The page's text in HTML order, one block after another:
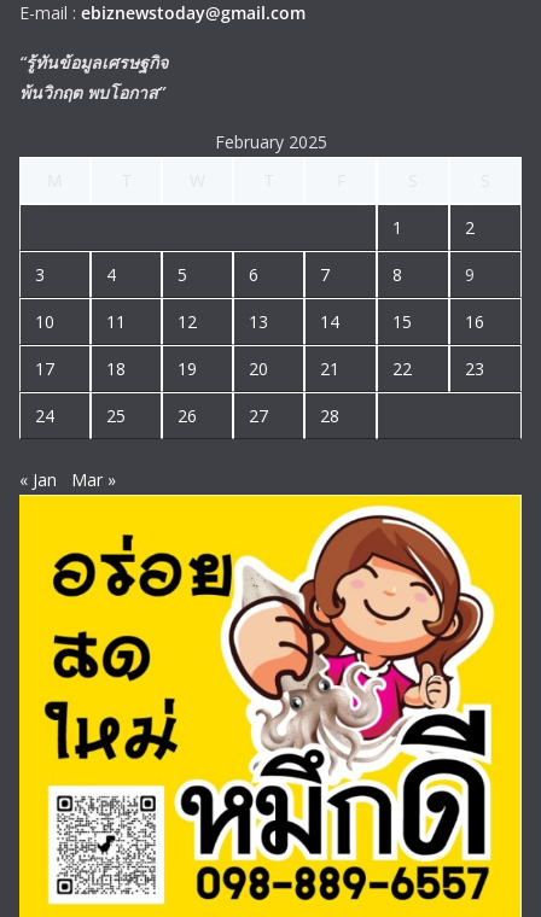
E-mail : ebiznewstoday@gmail.com
“รู้ทันข้อมูลเศรษฐกิจ
พ้นวิกฤต พบโอกาส”
February 2025
1 2
3 4 5 6 7 8 9
10 11 12 13 14 15 16
17 18 19 20 21 22 23
24 25 26 27 28
« Jan Mar »